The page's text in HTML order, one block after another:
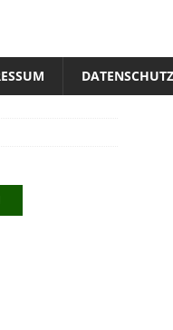
DATENSCHUTZ